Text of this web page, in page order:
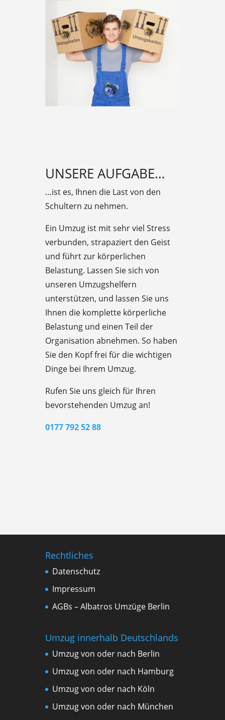
UNSERE AUFGABE…
…ist es, Ihnen die Last von den
Schultern zu nehmen.
Ein Umzug ist mit sehr viel Stress
verbunden, strapaziert den Geist
und führt zur körperlichen
Belastung. Lassen Sie sich von
unseren Umzugshelfern
unterstützen, und lassen Sie uns
Ihnen die komplette körperliche
Belastung und einen Teil der
Organisation abnehmen. So haben
Sie den Kopf frei für die wichtigen
Dinge bei Ihrem Umzug.
Rufen Sie uns gleich für Ihren
bevorstehenden Umzug an!
0177 792 52 88
Rechtliches
Datenschutz
Impressum
AGBs – Albatros Umzüge Berlin
Umzug innerhalb Deutschlands
Umzug von oder nach Berlin
Umzug von oder nach Hamburg
Umzug von oder nach Köln
Umzug von oder nach München